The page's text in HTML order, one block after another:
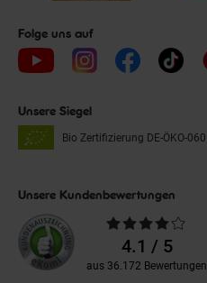
Folge uns auf
Unsere Siegel
Bio Zertifizierung DE-ÖKO-060
Unsere Kundenbewertungen
Durchschnittliche
Bewertungen4.1 / 5
aus 36.172 Bewertungen